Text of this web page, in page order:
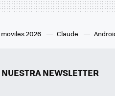
2026 Claude
NEWSLETTER